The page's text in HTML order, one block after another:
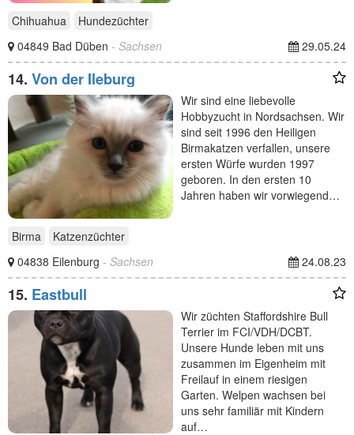
Chihuahua
Hundezüchter
04849 Bad Düben - Sachsen 29.05.24
14. Von der Ileburg
Wir sind eine liebevolle
Hobbyzucht in Nordsachsen. Wir
sind seit 1996 den Heiligen
Birmakatzen verfallen, unsere
ersten Würfe wurden 1997
geboren. In den ersten 10
Jahren haben wir vorwiegend…
Birma
Katzenzüchter
04838 Eilenburg - Sachsen 24.08.23
15. Eastbull
Wir züchten Staffordshire Bull
Terrier im FCI/VDH/DCBT.
Unsere Hunde leben mit uns
zusammen im Eigenheim mit
Freilauf in einem riesigen
Garten. Welpen wachsen bei
uns sehr familiär mit Kindern
auf…